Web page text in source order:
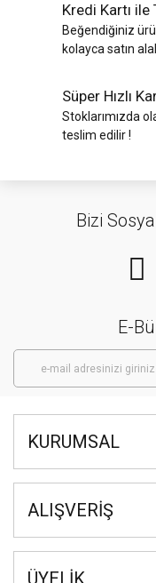
Kredi Kartı
Beğendiğiniz
kolayca satın
Süper Hızlı
Stoklarımızda
teslim edilir !
Bizi
E-
KURUMSAL
ALIŞVERİŞ
ÜYELİK